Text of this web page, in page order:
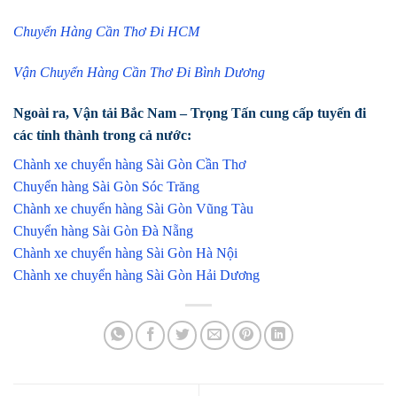
Chuyển Hàng Cần Thơ Đi HCM
Vận Chuyển Hàng Cần Thơ Đi Bình Dương
Ngoài ra, Vận tải Bắc Nam – Trọng Tấn cung cấp tuyến đi
các tỉnh thành trong cả nước:
Chành xe chuyển hàng Sài Gòn Cần Thơ
Chuyển hàng Sài Gòn Sóc Trăng
Chành xe chuyển hàng Sài Gòn Vũng Tàu
Chuyển hàng Sài Gòn Đà Nẵng
Chành xe chuyển hàng Sài Gòn Hà Nội
Chành xe chuyển hàng Sài Gòn Hải Dương